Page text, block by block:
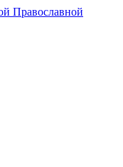
Православной